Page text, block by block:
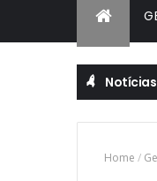
Home /